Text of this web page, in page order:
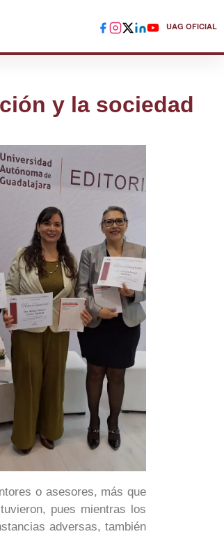
UAG OFICIAL
y la sociedad
o asesores, más que
pues mientras los
adversas, también